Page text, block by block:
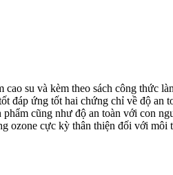
su và kèm theo sách công thức
đáp ứng tốt hai chứng chỉ về độ an
cũng như độ an toàn với con
ozone cực kỳ thân thiện đối với môi